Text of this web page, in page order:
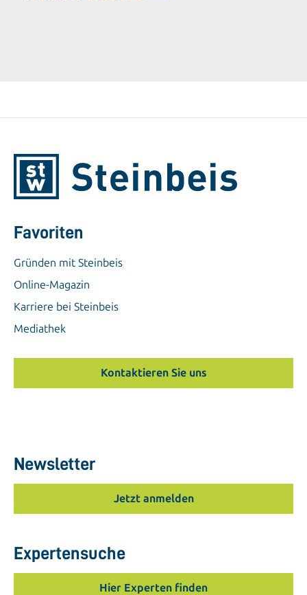
Favoriten
Gründen mit Steinbeis
Online-Magazin
Karriere bei Steinbeis
Mediathek
Kontaktieren Sie uns
Newsletter
Jetzt anmelden
Expertensuche
Hier Experten finden